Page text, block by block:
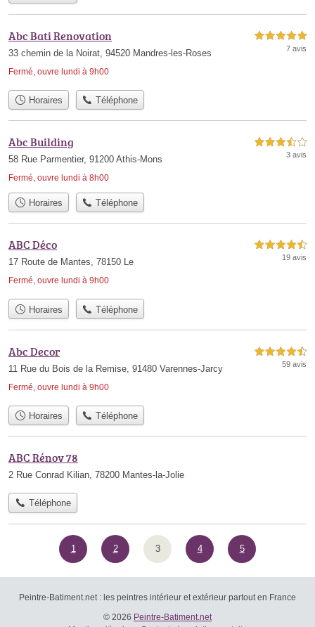
Abc Bati Renovation
33 chemin de la Noirat, 94520 Mandres-les-Roses
Fermé, ouvre lundi à 9h00
5,0 étoiles sur 5
7 avis
Horaires Téléphone
Abc Building
58 Rue Parmentier, 91200 Athis-Mons
Fermé, ouvre lundi à 8h00
3,5 étoiles sur 5
3 avis
Horaires Téléphone
ABC Déco
17 Route de Mantes, 78150 Le
Fermé, ouvre lundi à 9h00
4,5 étoiles sur 5
19 avis
Horaires Téléphone
Abc Decor
11 Rue du Bois de la Remise, 91480 Varennes-Jarcy
Fermé, ouvre lundi à 9h00
4,5 étoiles sur 5
59 avis
Horaires Téléphone
ABC Rénov 78
2 Rue Conrad Kilian, 78200 Mantes-la-Jolie
Téléphone
1 2 3 4 5
Peintre-Batiment.net : les peintres intérieur et extérieur partout en France
© 2026 Peintre-Batiment.net